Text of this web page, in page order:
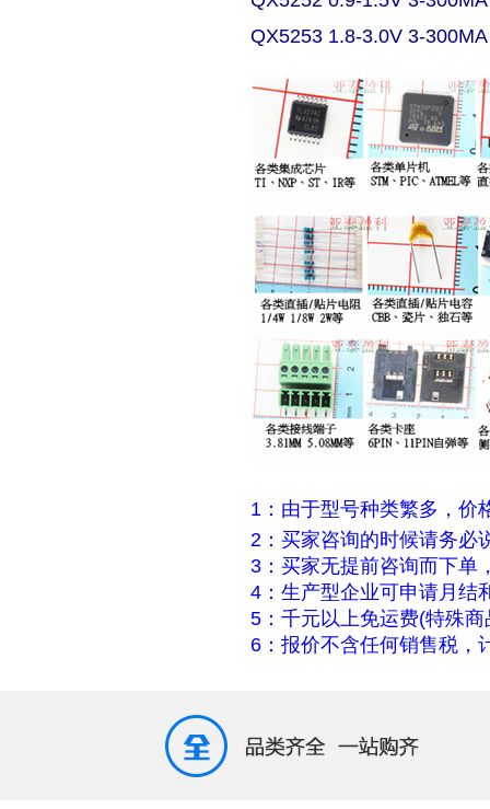
QX5253 1.8-3.0V 3-
1：由于型号种类繁多，价
2：买家咨询的时候请务必
3：买家无提前咨询而下单
4：生产型企业可申请月结
5：千元以上免运费(特殊
6：报价不含任何销售税，